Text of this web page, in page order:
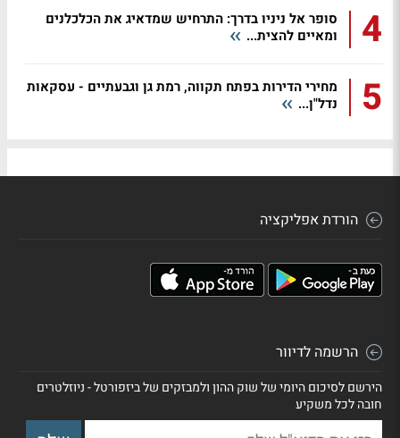
4
סופר אל ניניו בדרך: התרחיש שמדאיג את הכלכלנים
ומאיים להצית...
5
מחירי הדירות בפתח תקווה, רמת גן וגבעתיים - עסקאות
נדל"ן...
הורדת אפליקציה
הרשמה לדיוור
הירשם לסיכום היומי של שוק ההון ולמבזקים של ביזפורטל - ניוזלטרים
חובה לכל משקיע